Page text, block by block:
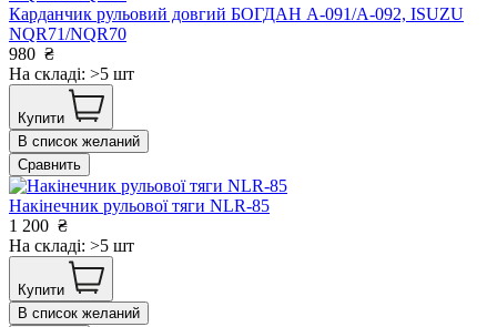
Карданчик рульовий довгий БОГДАН А-091/А-092, ISUZU
NQR71/NQR70
980 ₴
На складі: >5 шт
Купити
В список желаний
Сравнить
Накінечник рульової тяги NLR-85
1 200 ₴
На складі: >5 шт
Купити
В список желаний